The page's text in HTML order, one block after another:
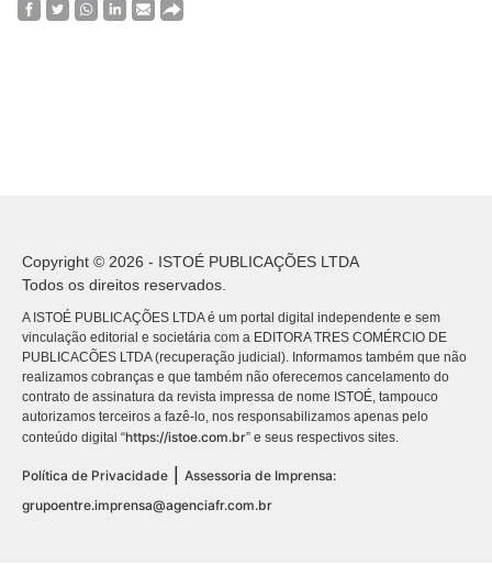
Copyright © 2026 - ISTOÉ PUBLICAÇÕES LTDA
Todos os direitos reservados.
A ISTOÉ PUBLICAÇÕES LTDA é um portal digital independente e sem
vinculação editorial e societária com a EDITORA TRES COMÉRCIO DE
PUBLICACÕES LTDA (recuperação judicial). Informamos também que não
realizamos cobranças e que também não oferecemos cancelamento do
contrato de assinatura da revista impressa de nome ISTOÉ, tampouco
autorizamos terceiros a fazê-lo, nos responsabilizamos apenas pelo
conteúdo digital “https://istoe.com.br” e seus respectivos sites.
Política de Privacidade
Assessoria de Imprensa:
grupoentre.imprensa@agenciafr.com.br